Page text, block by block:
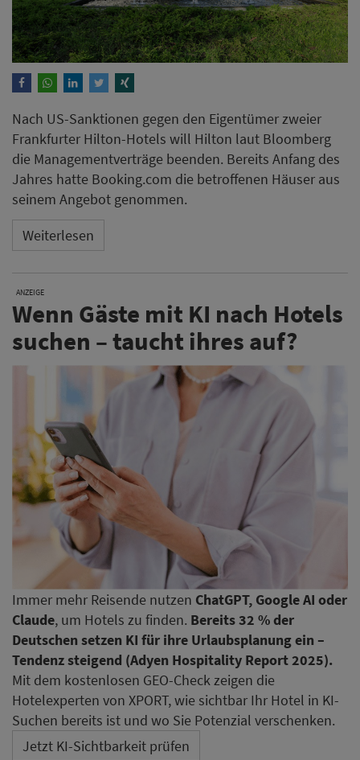
Nach US-Sanktionen gegen den Eigentümer zweier
Frankfurter Hilton-Hotels will Hilton laut Bloomberg
die Managementverträge beenden. Bereits Anfang des
Jahres hatte Booking.com die betroffenen Häuser aus
seinem Angebot genommen.
Weiterlesen
ANZEIGE
Wenn Gäste mit KI nach Hotels
suchen – taucht ihres auf?
Immer mehr Reisende nutzen ChatGPT, Google AI oder
Claude, um Hotels zu finden. Bereits 32 % der
Deutschen setzen KI für ihre Urlaubsplanung ein –
Tendenz steigend (Adyen Hospitality Report 2025).
Mit dem kostenlosen GEO-Check zeigen die
Hotelexperten von XPORT, wie sichtbar Ihr Hotel in KI-
Suchen bereits ist und wo Sie Potenzial verschenken.
Jetzt KI-Sichtbarkeit prüfen